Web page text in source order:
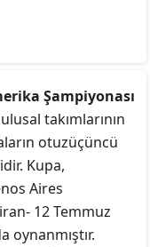
Şampiyonası
takımlarının
otuzüçüncü
Kupa,
Aires
12 Temmuz
oynanmıştır.